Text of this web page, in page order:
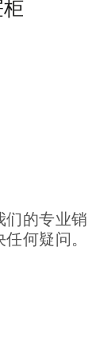
们的专业销
何疑问。